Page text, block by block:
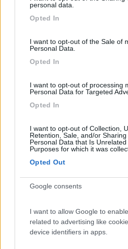
use your data for below specified
personal data.
Opted In
I want to opt-out of the Sale of
Personal Data.
Opted In
I want to opt-out of processing
Personal Data for Targeted
Opted In
I want to opt-out of Collection,
Retention, Sale, and/or
Personal Data that Is
Purposes for which it was
Opted Out
Google consents
I want to allow Google to
related to advertising like
device identifiers in apps.
Tra gli accessori utili per la
Blue15 capsule, pensato per
camper, caravan e
una capsula è sufficiente per
a neutralizzare gli odori
decomposizione di feci e
freschezza anche durante i